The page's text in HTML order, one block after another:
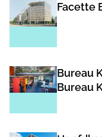
Facette
Bureau
Bureau